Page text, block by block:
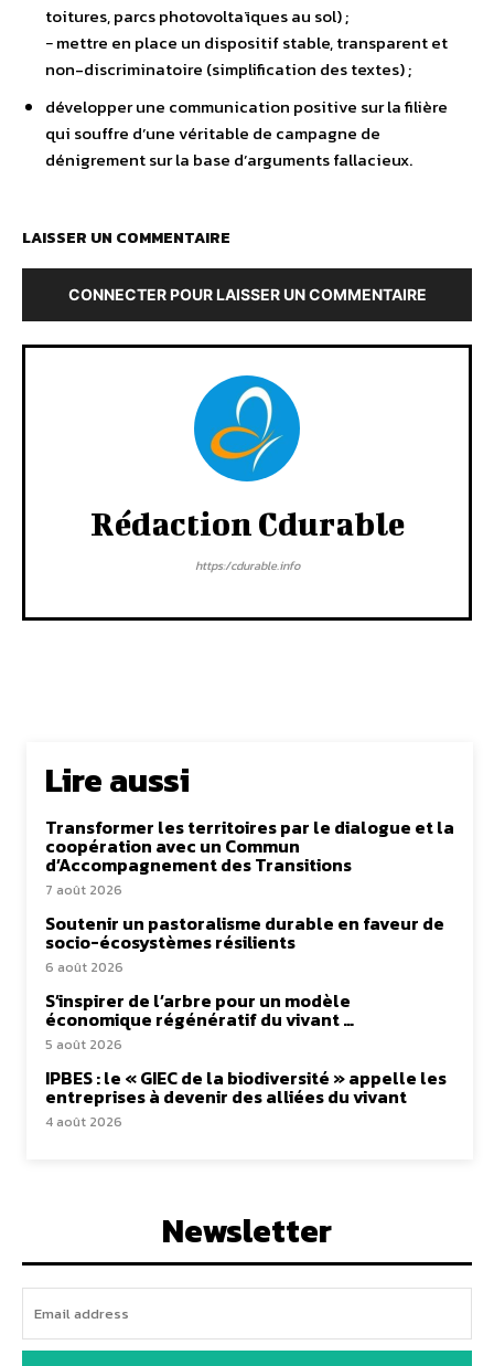
toitures, parcs photovoltaïques au sol) ;
− mettre en place un dispositif stable, transparent et
non-discriminatoire (simplification des textes) ;
développer une communication positive sur la filière
qui souffre d’une véritable de campagne de
dénigrement sur la base d’arguments fallacieux.
LAISSER UN COMMENTAIRE
CONNECTER POUR LAISSER UN COMMENTAIRE
Rédaction Cdurable
https:/cdurable.info
Lire aussi
Transformer les territoires par le dialogue et la
coopération avec un Commun
d’Accompagnement des Transitions
7 août 2026
Soutenir un pastoralisme durable en faveur de
socio-écosystèmes résilients
6 août 2026
S’inspirer de l’arbre pour un modèle
économique régénératif du vivant …
5 août 2026
IPBES : le « GIEC de la biodiversité » appelle les
entreprises à devenir des alliées du vivant
4 août 2026
Newsletter